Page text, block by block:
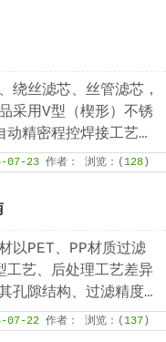
绕丝滤芯​、丝管滤芯，
采用V型（楔形）不锈
精密程控焊接工艺一
需求适配各类连接接
、筛板、筛片、筛篮、
持滤缝规格、丝径尺寸
形网滤芯具备滤隙均
械强度高、经久耐用等
07-23 作者： 浏览：(128 )
以PET、PP材质过滤
艺、后处理工艺差异
孔隙结构、过滤精度、
异，直接影响过滤工况
率。因此，工业用户需
07-22 作者： 浏览：(137 )